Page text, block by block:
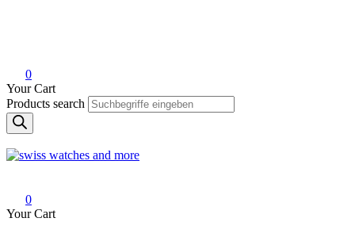
0
Your Cart
Products search
0
Your Cart